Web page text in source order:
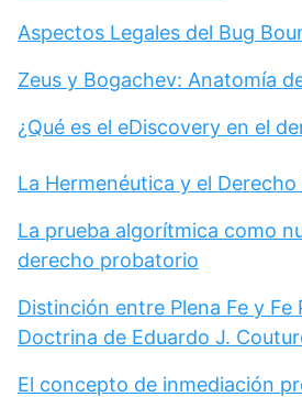
Aspectos Legales del Bug
Zeus y Bogachev: Anatomía
¿Qué es el eDiscovery en el
La Hermenéutica y el
La prueba algorítmica como
derecho probatorio
Distinción entre Plena Fe y Fe
Doctrina de Eduardo J.
El concepto de inmediación